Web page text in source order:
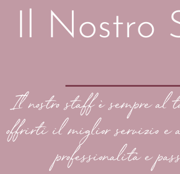
Il Nostro
Il nostro staff è sempre al
offrirti il miglior servizio e
professionalità e